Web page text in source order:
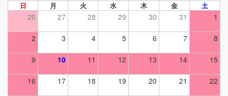
日 月 火 水 木 金 土
26 27 28 29 30 31 1
2 3 4 5 6 7 8
9 10 11 12 13 14 15
16 17 18 19 20 21 22